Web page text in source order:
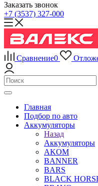
Заказать звонок
+7 (3537) 327-000
Сравнение0
Главная
Подбор по авто
Аккумуляторы
Назад
Аккумуляторы
AKOM
BANNER
BARS
BLACK